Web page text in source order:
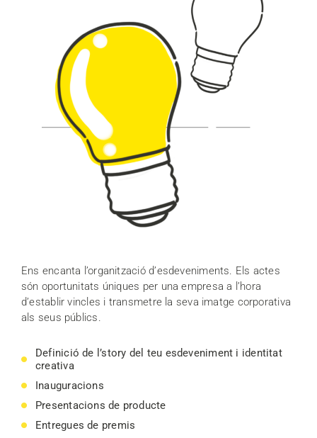
Ens encanta l’organització d’esdeveniments. Els actes
són oportunitats úniques per una empresa a l’hora
d’establir vincles i transmetre la seva imatge corporativa
als seus públics.
Definició de l’story del teu esdeveniment i identitat
creativa
Inauguracions
Presentacions de producte
Entregues de premis